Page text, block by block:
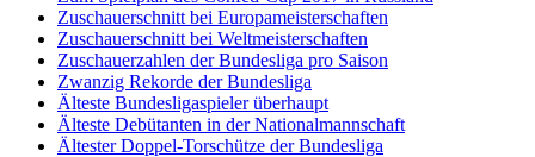
Zuschauerschnitt bei Europameisterschaften
Zuschauerschnitt bei Weltmeisterschaften
Zuschauerzahlen der Bundesliga pro Saison
Zwanzig Rekorde der Bundesliga
Älteste Bundesligaspieler überhaupt
Älteste Debütanten in der Nationalmannschaft
Ältester Doppel-Torschütze der Bundesliga